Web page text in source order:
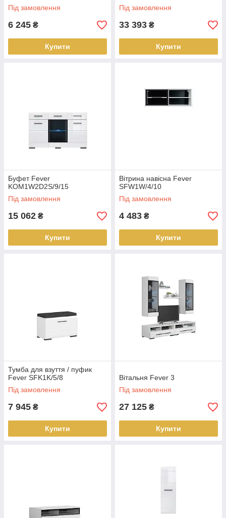
Під замовлення
6 245 ₴
Купити
Під замовлення
33 393 ₴
Купити
Буфет Fever
KOM1W2D2S/9/15
Під замовлення
15 062 ₴
Купити
Вітрина навісна Fever
SFW1W/4/10
Під замовлення
4 483 ₴
Купити
Тумба для взуття / пуфик
Fever SFK1K/5/8
Під замовлення
7 945 ₴
Купити
Вітальня Fever 3
Під замовлення
27 125 ₴
Купити